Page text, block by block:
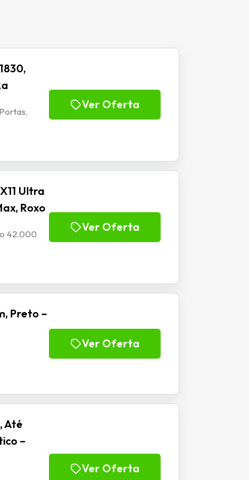
Ver Oferta
Ultra
Roxo
42.000
Ver Oferta
Preto –
Ver Oferta
Até
–
Ver Oferta